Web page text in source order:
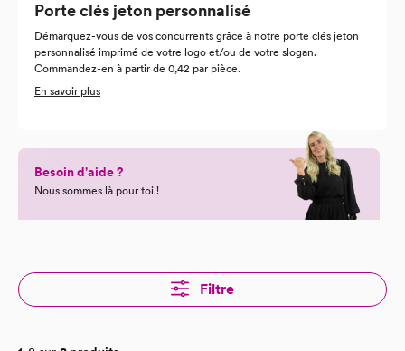
Porte clés jeton personnalisé
Démarquez-vous de vos concurrents grâce à notre porte clés jeton
personnalisé imprimé de votre logo et/ou de votre slogan.
Commandez-en à partir de 0,42 par pièce.
Que vous recherchiez un porte clé jeton personnalisable de couleur
l’avance le style, la couleur et l’impression de votre goût et nous
nous mettons immédiatement au travail.
En savoir plus
Besoin d'aide ?
Nous sommes là pour toi !
Filtre